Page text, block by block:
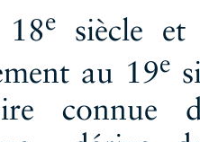
esiècle et
au 19e